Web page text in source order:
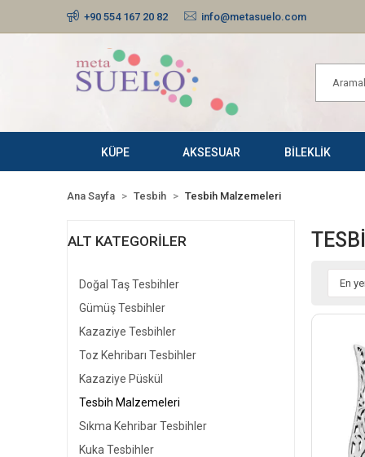
+90 554 167 20 82 info@metasuelo.com
KÜPE AKSESUAR BİLEKLİK
Ana Sayfa Tesbih Tesbih Malzemeleri
ALT KATEGORILER
Doğal Taş Tesbihler
Gümüş Tesbihler
Kazaziye Tesbihler
Toz Kehribarı Tesbihler
Kazaziye Püskül
Tesbih Malzemeleri
Sıkma Kehribar Tesbihler
Kuka Tesbihler